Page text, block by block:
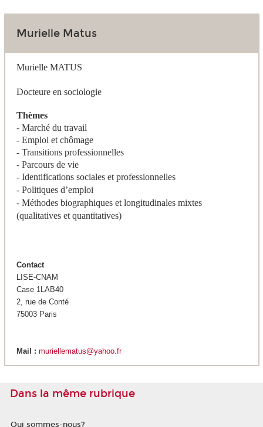
Murielle Matus
Murielle MATUS
Docteure en sociologie
Thèmes
- Marché du travail
- Emploi et chômage
- Transitions professionnelles
- Parcours de vie
- Identifications sociales et professionnelles
- Politiques d’emploi
- Méthodes biographiques et longitudinales mixtes
(qualitatives et quantitatives)
Contact
LISE-CNAM
Case 1LAB40
2, rue de Conté
75003 Paris
Mail : muriellematus@yahoo.fr
Dans la même rubrique
Qui sommes-nous?